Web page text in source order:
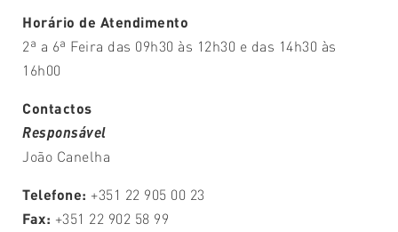
Horário de Atendimento
2ª a 6ª Feira das 09h30 às 12h30 e das 14h30 às
16h00
Contactos
Responsável
João Canelha
Telefone: +351 22 905 00 23
Fax: +351 22 902 58 99